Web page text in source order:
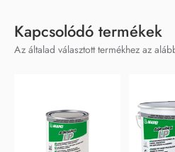
Kapcsolódó termékek
Az általad választott termékhez az